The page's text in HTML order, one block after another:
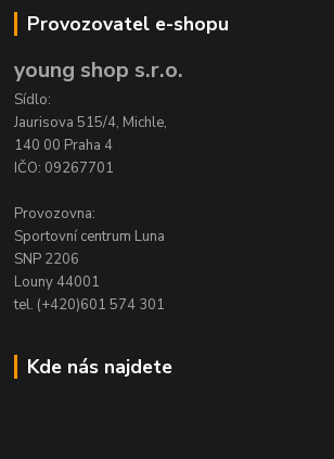
Provozovatel e-shopu
young shop s.r.o.
Sídlo:
Jaurisova 515/4, Michle,
140 00 Praha 4
IČO: 09267701
Provozovna:
Sportovní centrum Luna
SNP 2206
Louny 44001
tel. (+420)601 574 301
Kde nás najdete